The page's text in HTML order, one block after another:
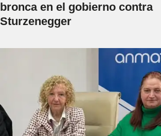
bronca en el gobierno contra
Sturzenegger